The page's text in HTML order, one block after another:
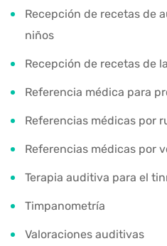
Recepción de recetas de
niños
Recepción de recetas de
Referencia médica para
Referencias médicas por
Referencias médicas por
Terapia auditiva para el
Timpanometría
Valoraciones auditivas